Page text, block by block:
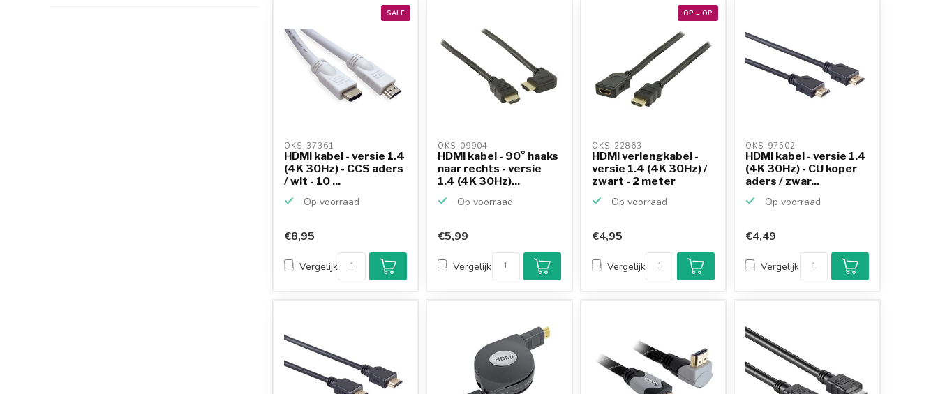
SALE
OKS-37361
HDMI kabel - versie 1.4
(4K 30Hz) - CCS aders
/ wit - 10 ...
Op voorraad
€8,95
Vergelijk
OKS-09904
HDMI kabel - 90° haaks
naar rechts - versie
1.4 (4K 30Hz)...
Op voorraad
€5,99
Vergelijk
OP = OP
OKS-22863
HDMI verlengkabel -
versie 1.4 (4K 30Hz) /
zwart - 2 meter
Op voorraad
€4,95
Vergelijk
OKS-97502
HDMI kabel - versie 1.4
(4K 30Hz) - CU koper
aders / zwar...
Op voorraad
€4,49
Vergelijk